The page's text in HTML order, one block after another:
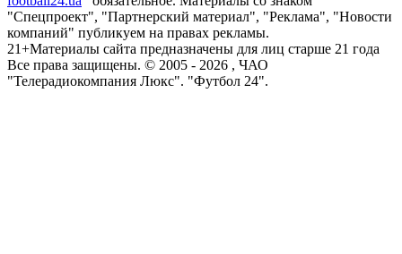
"Спецпроект", "Партнерский материал", "Реклама", "Новости
компаний" публикуем на правах рекламы.
21+Материалы сайта предназначены для лиц старше 21 года
Все права защищены. © 2005 - 2026 , ЧАО
"Телерадиокомпания Люкс". "Футбол 24".